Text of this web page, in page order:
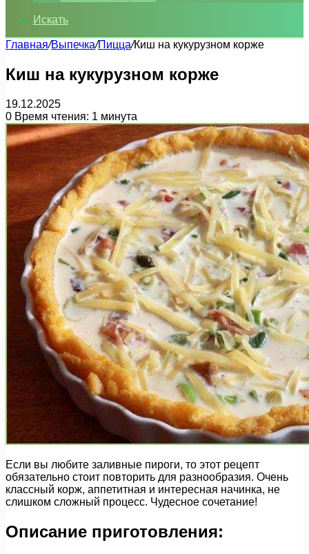
Искать
Главная/Выпечка/Пицца/Киш на кукурузном корже
Киш на кукурузном корже
19.12.2025
0 Время чтения: 1 минута
Если вы любите заливные пироги, то этот рецепт
обязательно стоит повторить для разнообразия. Очень
классный корж, аппетитная и интересная начинка, не
слишком сложный процесс. Чудесное сочетание!
Описание приготовления: